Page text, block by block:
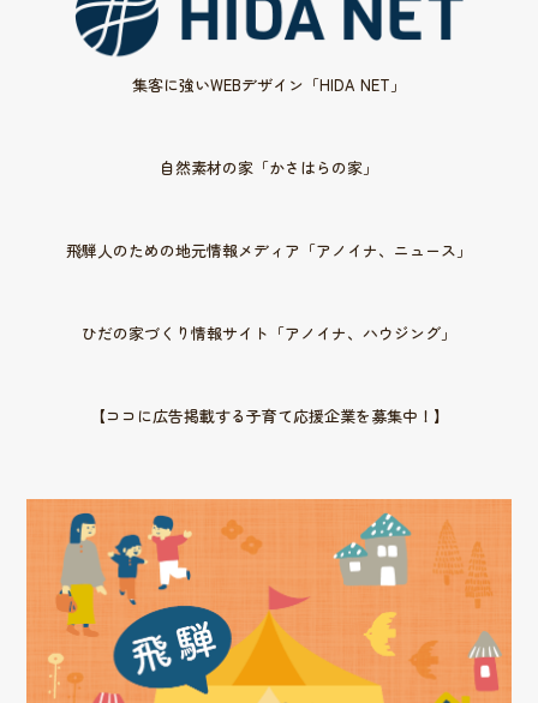
集客に強いWEBデザイン「HIDA NET」
自然素材の家「かさはらの家」
飛騨人のための地元情報メディア「アノイナ、ニュース」
ひだの家づくり情報サイト「アノイナ、ハウジング」
【ココに広告掲載する子育て応援企業を募集中！】